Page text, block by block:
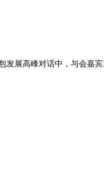
展高峰对话中，与会嘉